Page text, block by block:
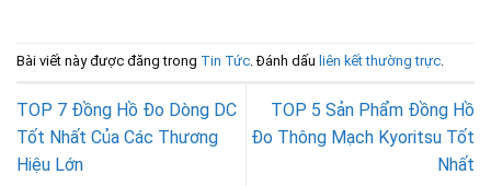
Bài viết này được đăng trong Tin Tức . Đánh dấu liên kết thường trực
TOP 7 Đồng Hồ Đo Dòng DC
Tốt Nhất Của Các Thương
Hiệu Lớn
TOP 5 Sản Phẩm Đồng Hồ
Đo Thông Mạch Kyoritsu Tốt
Nhất